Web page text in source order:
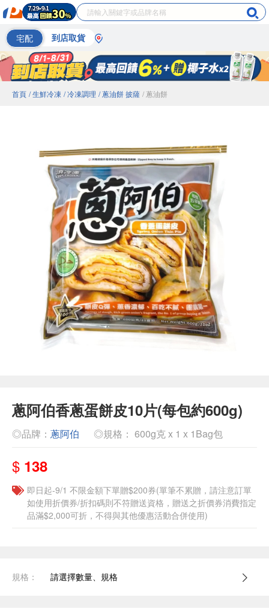
宅配 到店取貨
首頁 / 生鮮冷凍 / 冷凍調理 / 蔥油餅 披薩 / 蔥油餅
蔥阿伯香蔥蛋餅皮10片(每包約600g)
◎品牌： 蔥阿伯 ◎規格： 600g克 x 1 x 1Bag包
$ 138
即日起-9/1 不限金額下單贈$200券(單筆不累贈，請注意訂單
如使用折價券/折扣碼則不符贈送資格，贈送之折價券消費指定
品滿$2,000可折，不得與其他優惠活動合併使用)
規格： 請選擇數量、規格